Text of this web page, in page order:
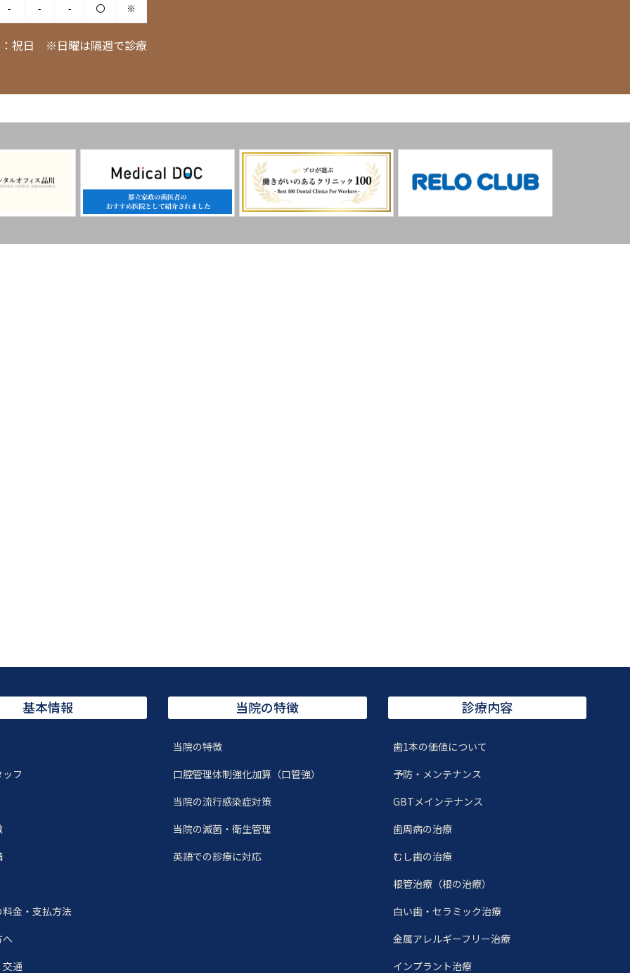
- - - 〇 ※
祝日 ※日曜は隔週で診療
基本情報
フ
金・支払方法
通
当院の特徴
当院の特徴
口腔管理体制強化加算（口管強）
当院の流行感染症対策
当院の滅菌・衛生管理
英語での診療に対応
診療内容
歯1本の価値について
予防・メンテナンス
GBTメインテナンス
歯周病の治療
むし歯の治療
根管治療（根の治療）
白い歯・セラミック治療
金属アレルギーフリー治療
インプラント治療